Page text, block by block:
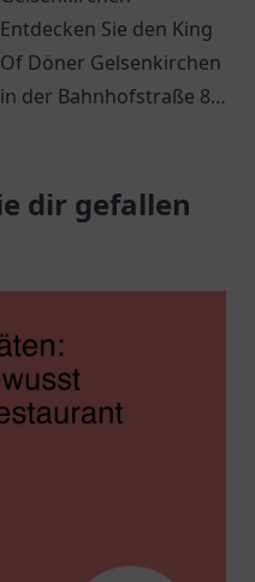
Entdecken Sie den King
Of Döner Gelsenkirchen
in der Bahnhofstraße 83
Döner und spannende
Angebote.
dir gefallen